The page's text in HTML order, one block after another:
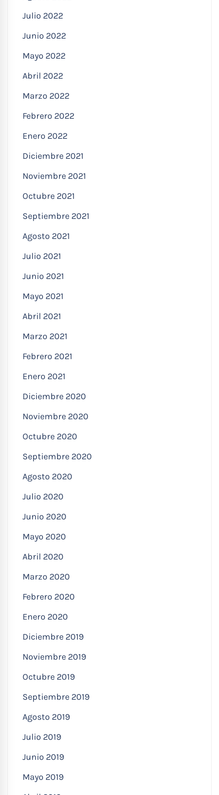
Julio 2022
Junio 2022
Mayo 2022
Abril 2022
Marzo 2022
Febrero 2022
Enero 2022
Diciembre 2021
Noviembre 2021
Octubre 2021
Septiembre 2021
Agosto 2021
Julio 2021
Junio 2021
Mayo 2021
Abril 2021
Marzo 2021
Febrero 2021
Enero 2021
Diciembre 2020
Noviembre 2020
Octubre 2020
Septiembre 2020
Agosto 2020
Julio 2020
Junio 2020
Mayo 2020
Abril 2020
Marzo 2020
Febrero 2020
Enero 2020
Diciembre 2019
Noviembre 2019
Octubre 2019
Septiembre 2019
Agosto 2019
Julio 2019
Junio 2019
Mayo 2019